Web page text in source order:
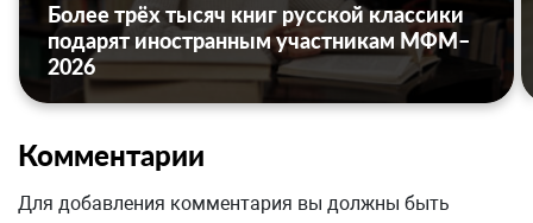
Более трёх тысяч книг русской классики
подарят иностранным участникам МФМ–
2026
Комментарии
Для добавления комментария вы должны быть